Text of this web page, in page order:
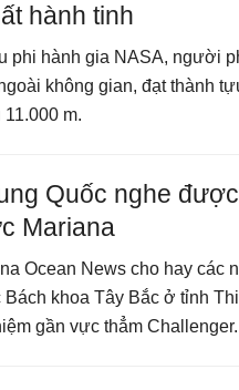
hành tinh
phi hành gia NASA, người
không gian, đạt thành
11.000 m.
Quốc nghe
Mariana
Ocean News cho hay các
Bách khoa Tây Bắc ở tỉnh
gần vực thẳm Challenger.